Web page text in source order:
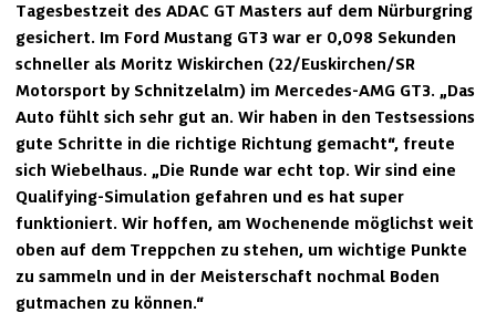
Tagesbestzeit des ADAC GT Masters auf dem Nürburgring
gesichert. Im Ford Mustang GT3 war er 0,098 Sekunden
schneller als Moritz Wiskirchen (22/Euskirchen/SR
Motorsport by Schnitzelalm) im Mercedes-AMG GT3. „Das
Auto fühlt sich sehr gut an. Wir haben in den Testsessions
gute Schritte in die richtige Richtung gemacht“, freute
sich Wiebelhaus. „Die Runde war echt top. Wir sind eine
Qualifying-Simulation gefahren und es hat super
funktioniert. Wir hoffen, am Wochenende möglichst weit
oben auf dem Treppchen zu stehen, um wichtige Punkte
zu sammeln und in der Meisterschaft nochmal Boden
gutmachen zu können.“